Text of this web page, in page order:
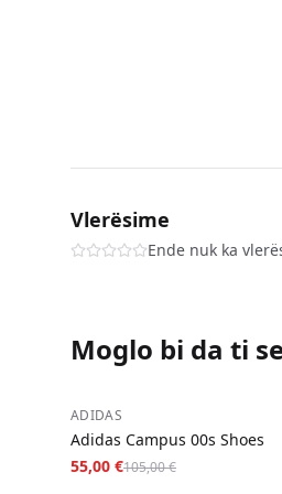
Vlerësime
Ende nuk ka
Moglo bi da ti
−48%
ADIDAS
Adidas Campus 00s Shoes
55,00 €105,00 €